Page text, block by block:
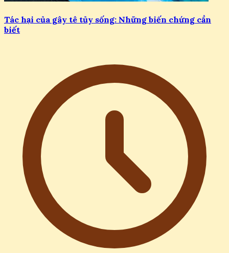
Tác hại của gây tê tủy sống: Những biến chứng cần
biết